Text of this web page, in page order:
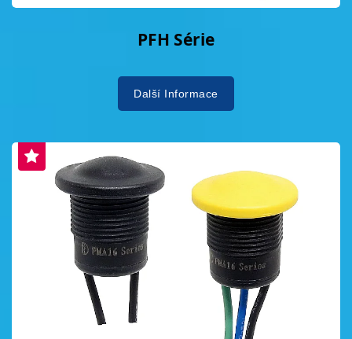
PFH Série
Další Informace